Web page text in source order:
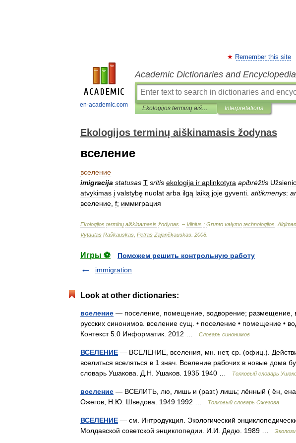
en-academic.com
Remember this site
Academic Dictionaries and
Ekologijos terminų aiškinamasis žodynas Interpretations
Ekologijos terminų aiškinamasis žodynas
вселение
вселение
imigracija statusas T sritis ekologija ir aplinkotyra apibrėžtis
atvykimas į valstybę nuolat arba ilgą laiką joje gyventi atitikmenys:
вселение f; иммиграция
Ekologijos terminų aiškinamasis žodynas . – Vilnius : Grunto valymo technologijos
Vytautas Raškauskas Petras Zajančkauskas 2008
Игры ⚽
Поможем решить контрольную работу
immigration
Look at other dictionaries:
вселение — поселение, помещение, водворение; размещение,
русских синонимов. вселение сущ. • поселение • помещение •
Контекст 5.0 Информатик. 2012 …
Словарь синонимов
ВСЕЛЕНИЕ — ВСЕЛЕНИЕ, вселения, мн. нет, ср. (офиц.).
вселиться вселяться в 1 знач. Вселение рабочих в новые дома
словарь Ушакова. Д.Н. Ушаков. 1935 1940 …
Толковый словарь
вселение — ВСЕЛИТЬ, лю, лишь и (разг.) лишь; лённый ( ён,
Ожегов, Н.Ю. Шведова. 1949 1992 …
Толковый словарь Ожегова
ВСЕЛЕНИЕ — см. Интродукция. Экологический
Молдавской советской энциклопедии. И.И. Дедю. 1989 …